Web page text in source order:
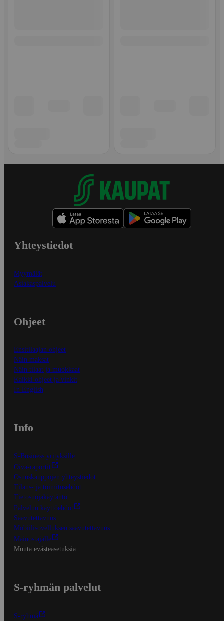
Yhteystiedot
Myymälät
Asiakaspalvelu
Ohjeet
Ensitilaajan ohjeet
Näin maksat
Näin tilaat ja muokkaat
Kaikki ohjeet ja vinkit
In English
Info
S-Business yrityksille
Oiva-raportit
Osuuskauppojen yhteystiedot
Tilaus- ja toimitusehdot
Tietosuojakäytäntö
Palvelun käyttöehdot
Saavutettavuus
Mobiilisovelluksen saavutettavuus
Mainostajalle
Muuta evästeasetuksia
S-ryhmän palvelut
S-ryhmä